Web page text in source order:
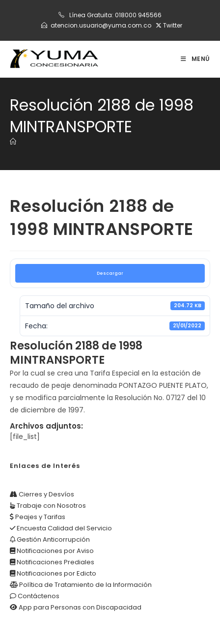
Línea Gratuita: 018000 945566
atencion.usuario@yuma.com.co
Twitter
MENÚ
Resolución 2188 de 1998
MINTRANSPORTE
Resolución 2188 de
1998 MINTRANSPORTE
Descargar
Tamaño del archivo 204.72 KB
Fecha: 21/01/2022
Resolución 2188 de 1998
MINTRANSPORTE
Por la cual se crea una Tarifa Especial en la estación de
recaudo de peaje denominada PONTAZGO PUENTE PLATO,
y se modifica parcialmente la Resolución No. 07127 del 10
de diciembre de 1997.
Archivos adjuntos:
[file_list]
Enlaces de Interés
Cierres y Desvíos
Trabaje con Nosotros
Peajes y Tarifas
Encuesta Calidad del Servicio
Gestión Anticorrupción
Notificaciones por Aviso
Notificaciones Prediales
Notificaciones por Edicto
Política de Tratamiento de la Información
Contáctenos
App para Personas con Discapacidad